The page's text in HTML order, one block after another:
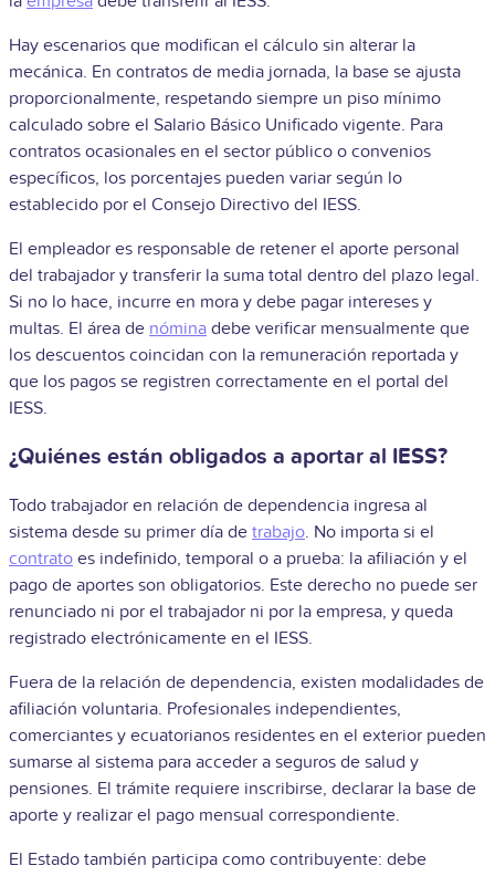
Hay escenarios que modifican el cálculo sin alterar la
mecánica. En contratos de media jornada, la base se ajusta
proporcionalmente, respetando siempre un piso mínimo
calculado sobre el Salario Básico Unificado vigente. Para
contratos ocasionales en el sector público o convenios
específicos, los porcentajes pueden variar según lo
establecido por el Consejo Directivo del IESS.
El empleador es responsable de retener el aporte personal
del trabajador y transferir la suma total dentro del plazo legal.
Si no lo hace, incurre en mora y debe pagar intereses y
multas. El área de nómina debe verificar mensualmente que
los descuentos coincidan con la remuneración reportada y
que los pagos se registren correctamente en el portal del
IESS.
¿Quiénes están obligados a aportar al IESS?
Todo trabajador en relación de dependencia ingresa al
sistema desde su primer día de trabajo. No importa si el
contrato es indefinido, temporal o a prueba: la afiliación y el
pago de aportes son obligatorios. Este derecho no puede ser
renunciado ni por el trabajador ni por la empresa, y queda
registrado electrónicamente en el IESS.
Fuera de la relación de dependencia, existen modalidades de
afiliación voluntaria. Profesionales independientes,
comerciantes y ecuatorianos residentes en el exterior pueden
sumarse al sistema para acceder a seguros de salud y
pensiones. El trámite requiere inscribirse, declarar la base de
aporte y realizar el pago mensual correspondiente.
El Estado también participa como contribuyente: debe